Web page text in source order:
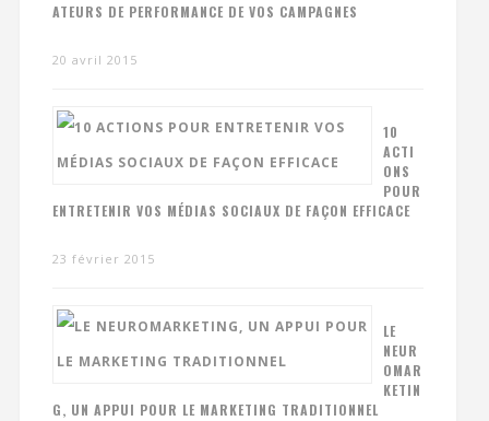
ATEURS DE PERFORMANCE DE VOS CAMPAGNES
20 avril 2015
10
ACTI
ONS
POUR
ENTRETENIR VOS MÉDIAS SOCIAUX DE FAÇON EFFICACE
23 février 2015
LE
NEUR
OMAR
KETIN
G, UN APPUI POUR LE MARKETING TRADITIONNEL